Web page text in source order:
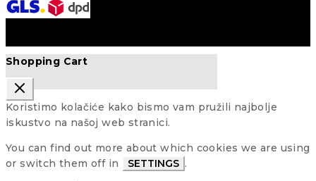
Shopping Cart
Koristimo kolačiće kako bismo vam pružili najbolje
iskustvo na našoj web stranici.
You can find out more about which cookies we are using
or switch them off in
SETTINGS .